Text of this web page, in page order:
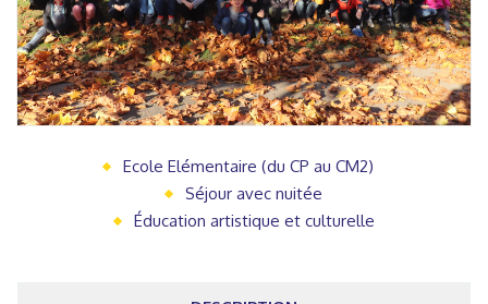
Ecole Elémentaire (du CP au CM2)
Séjour avec nuitée
Éducation artistique et culturelle